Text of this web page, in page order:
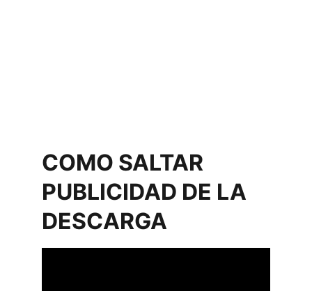
COMO SALTAR
PUBLICIDAD DE LA
DESCARGA